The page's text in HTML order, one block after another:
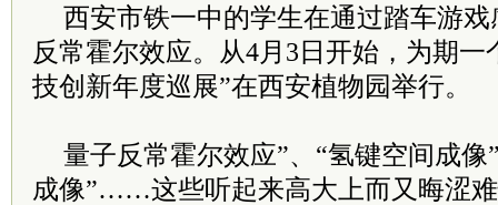
西安市铁一中的学生在通过踏车游
反常霍尔效应。从4月3日开始，为期一
技创新年度巡展”在西安植物园举行。
量子反常霍尔效应”、“氢键空间成像
成像”……这些听起来高大上而又晦涩